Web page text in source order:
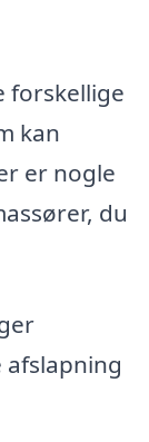
forskellige
kan
er nogle
du